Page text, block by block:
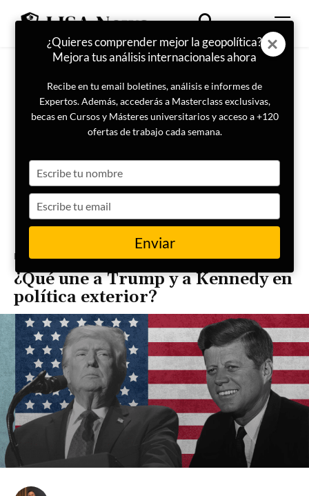
Portada Internacional
¿Qué une a Trump y a Kennedy en
política exterior?
¿Quieres comprender mejor la geopolítica?
Mejora tus análisis internacionales ahora
Recibe en tu email boletines, análisis e informes de
Expertos. Además, accederás a Masterclass exclusivas,
becas en Cursos y Másteres universitarios y acceso a +120
ofertas de trabajo cada semana.
your
name
your
email
Enviar